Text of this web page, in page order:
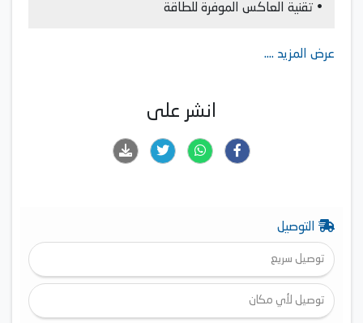
• تقنية العاكس الموفرة للطاقة
عرض المزيد ....
انشر على
التوصيل
توصيل سريع
توصيل لأي مكان